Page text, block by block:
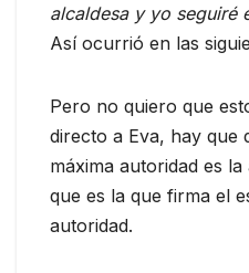
alcaldesa y yo seguiré
Así ocurrió en las
Pero no quiero que
directo a Eva, hay que
máxima autoridad es
que es la que firma el
autoridad.